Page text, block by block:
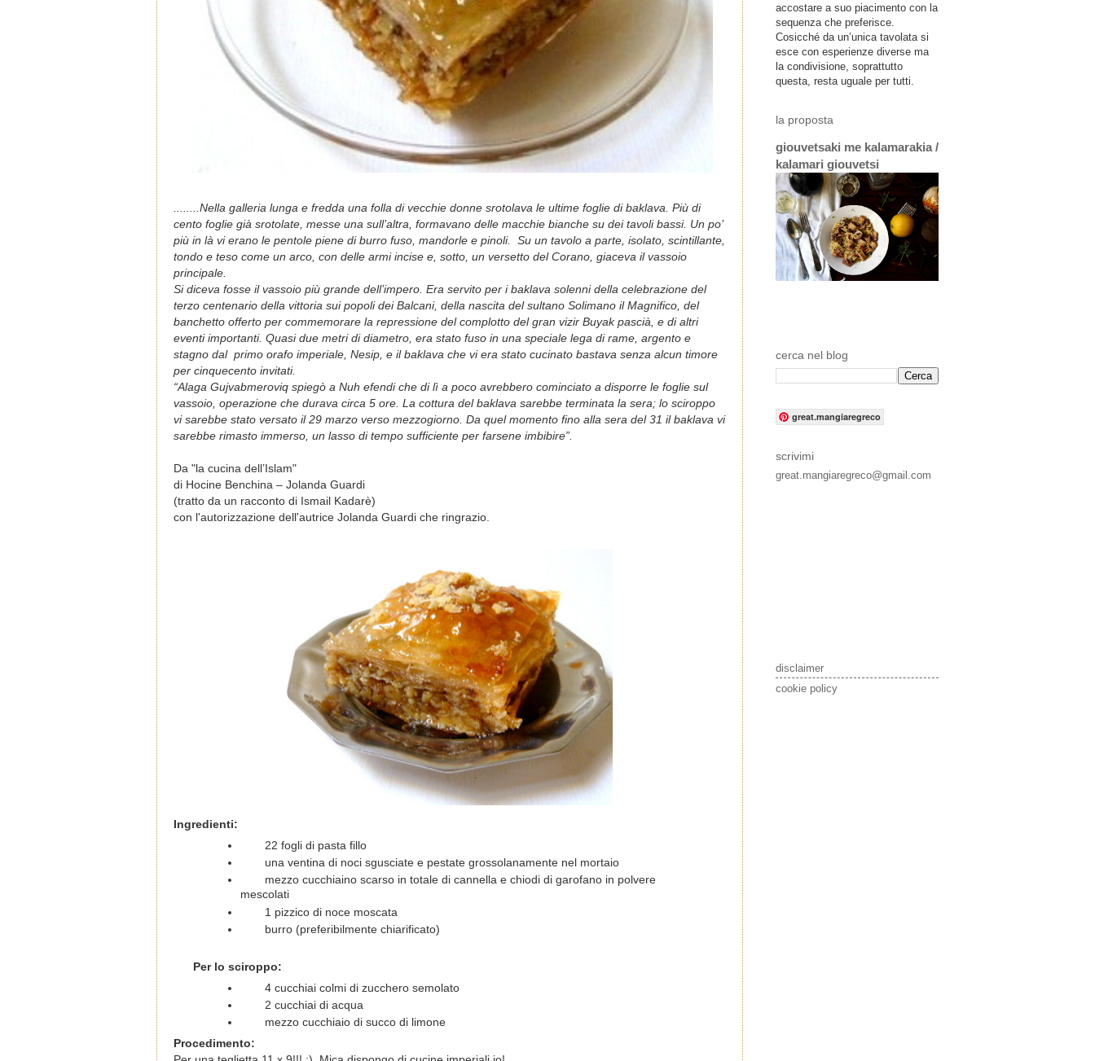
........Nella galleria lunga e fredda una folla di vecchie donne srotolava le ultime foglie di baklava. Più di
cento foglie già srotolate, messe una sull’altra, formavano delle macchie bianche su dei tavoli bassi. Un po’
più in là vi erano le pentole piene di burro fuso, mandorle e pinoli. Su un tavolo a parte, isolato, scintillante,
tondo e teso come un arco, con delle armi incise e, sotto, un versetto del Corano, giaceva il vassoio
principale.
Si diceva fosse il vassoio più grande dell’impero. Era servito per i baklava solenni della celebrazione del
terzo centenario della vittoria sui popoli dei Balcani, della nascita del sultano Solimano il Magnifico, del
banchetto offerto per commemorare la repressione del complotto del gran vizir Buyak pascià, e di altri
eventi importanti. Quasi due metri di diametro, era stato fuso in una speciale lega di rame, argento e
stagno dal primo orafo imperiale, Nesip, e il baklava che vi era stato cucinato bastava senza alcun timore
per cinquecento invitati.
“Alaga Gujvabmeroviq spiegò a Nuh efendi che di lì a poco avrebbero cominciato a disporre le foglie sul
vassoio, operazione che durava circa 5 ore. La cottura del baklava sarebbe terminata la sera; lo sciroppo
vi sarebbe stato versato il 29 marzo verso mezzogiorno. Da quel momento fino alla sera del 31 il baklava vi
sarebbe rimasto immerso, un lasso di tempo sufficiente per farsene imbibire”.
Da "la cucina dell’Islam"
di Hocine Benchina – Jolanda Guardi
(tratto da un racconto di Ismail Kadarè)
con l'autorizzazione dell'autrice Jolanda Guardi che ringrazio.
Ingredienti:
22 fogli di pasta fillo
una ventina di noci sgusciate e pestate grossolanamente nel mortaio
mezzo cucchiaino scarso in totale di cannella e chiodi di garofano in polvere
mescolati
1 pizzico di noce moscata
burro (preferibilmente chiarificato)
Per lo sciroppo:
4 cucchiai colmi di zucchero semolato
2 cucchiai di acqua
mezzo cucchiaio di succo di limone
Procedimento:
accostare a suo piacimento con la
sequenza che preferisce.
Cosicché da un’unica tavolata si
esce con esperienze diverse ma
la condivisione, soprattutto
questa, resta uguale per tutti.
la proposta
giouvetsaki me kalamarakia /
kalamari giouvetsi
cerca nel blog
great.mangiaregreco
scrivimi
great.mangiaregreco@gmail.com
disclaimer
cookie policy